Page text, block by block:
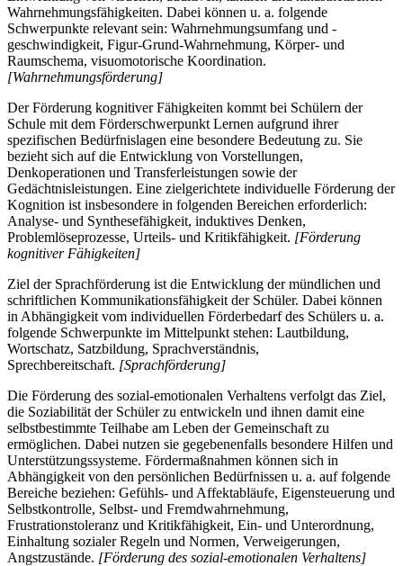
Wahrnehmungsfähigkeiten. Dabei können u. a. folgende
Schwerpunkte relevant sein: Wahrnehmungsumfang und -
geschwindigkeit, Figur-Grund-Wahrnehmung, Körper- und
Raumschema, visuomotorische Koordination.
[Wahrnehmungsförderung]
Der Förderung kognitiver Fähigkeiten kommt bei Schülern der
Schule mit dem Förderschwerpunkt Lernen aufgrund ihrer
spezifischen Bedürfnislagen eine besondere Bedeutung zu. Sie
bezieht sich auf die Entwicklung von Vorstellungen,
Denkoperationen und Transferleistungen sowie der
Gedächtnisleistungen. Eine zielgerichtete individuelle Förderung der
Kognition ist insbesondere in folgenden Bereichen erforderlich:
Analyse- und Synthesefähigkeit, induktives Denken,
Problemlöseprozesse, Urteils- und Kritikfähigkeit. [Förderung
kognitiver Fähigkeiten]
Ziel der Sprachförderung ist die Entwicklung der mündlichen und
schriftlichen Kommunikationsfähigkeit der Schüler. Dabei können
in Abhängigkeit vom individuellen Förderbedarf des Schülers u. a.
folgende Schwerpunkte im Mittelpunkt stehen: Lautbildung,
Wortschatz, Satzbildung, Sprachverständnis,
Sprechbereitschaft. [Sprachförderung]
Die Förderung des sozial-emotionalen Verhaltens verfolgt das Ziel,
die Soziabilität der Schüler zu entwickeln und ihnen damit eine
selbstbestimmte Teilhabe am Leben der Gemeinschaft zu
ermöglichen. Dabei nutzen sie gegebenenfalls besondere Hilfen und
Unterstützungssysteme. Fördermaßnahmen können sich in
Abhängigkeit von den persönlichen Bedürfnissen u. a. auf folgende
Bereiche beziehen: Gefühls- und Affektabläufe, Eigensteuerung und
Selbstkontrolle, Selbst- und Fremdwahrnehmung,
Frustrationstoleranz und Kritikfähigkeit, Ein- und Unterordnung,
Einhaltung sozialer Regeln und Normen, Verweigerungen,
Angstzustände. [Förderung des sozial-emotionalen Verhaltens]